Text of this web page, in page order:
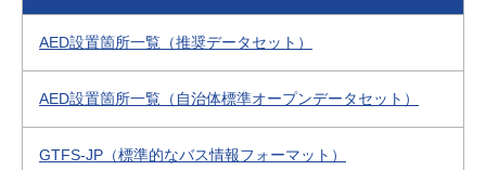
AED設置箇所一覧（推奨データセット）
AED設置箇所一覧（自治体標準オープンデータセット）
GTFS-JP（標準的なバス情報フォーマット）